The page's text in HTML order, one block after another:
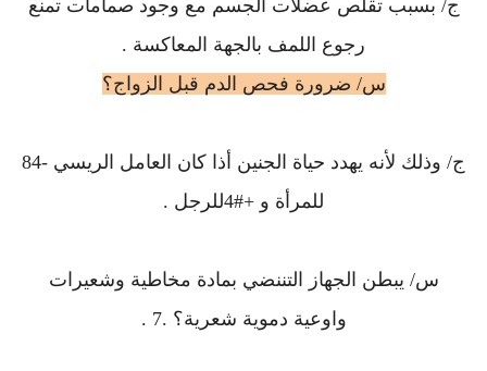
ج/ بسبب تقلص عضلات الجسم مع وجود صمامات تمنع
رجوع اللمف بالجهة المعاكسة .
س/ ضرورة فحص الدم قبل الزواج؟
ج/ وذلك لأنه يهدد حياة الجنين أذا كان العامل الريسي -84
للمرأة و +#4للرجل .
س/ يبطن الجهاز التننضي بمادة مخاطية وشعيرات
واوعية دموية شعرية؟ .7 .